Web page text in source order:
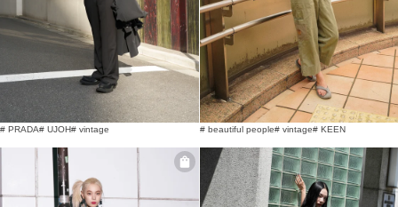
# PRADA# UJOH# vintage # beautiful people# vintage# KEEN